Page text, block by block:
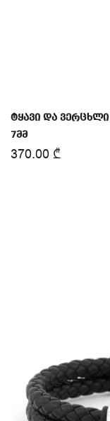
ტყავი და
7მმ
370.00 ₾